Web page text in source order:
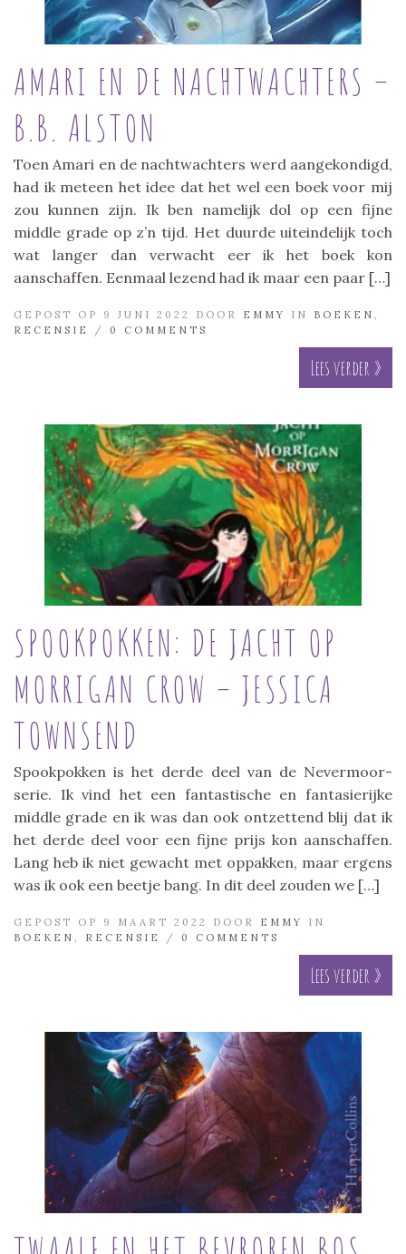
AMARI EN DE NACHTWACHTERS –
B.B. ALSTON
Toen Amari en de nachtwachters werd aangekondigd,
had ik meteen het idee dat het wel een boek voor mij
zou kunnen zijn. Ik ben namelijk dol op een fijne
middle grade op z’n tijd. Het duurde uiteindelijk toch
wat langer dan verwacht eer ik het boek kon
aanschaffen. Eenmaal lezend had ik maar een paar […]
GEPOST OP 9 JUNI 2022 DOOR EMMY IN BOEKEN
RECENSIE
/ 0 COMMENTS
Lees verder »
SPOOKPOKKEN: DE JACHT OP
MORRIGAN CROW – JESSICA
TOWNSEND
Spookpokken is het derde deel van de Nevermoor-
serie. Ik vind het een fantastische en fantasierijke
middle grade en ik was dan ook ontzettend blij dat ik
het derde deel voor een fijne prijs kon aanschaffen.
Lang heb ik niet gewacht met oppakken, maar ergens
was ik ook een beetje bang. In dit deel zouden we […]
GEPOST OP 9 MAART 2022 DOOR EMMY
IN
BOEKEN
RECENSIE / 0 COMMENTS
Lees verder »